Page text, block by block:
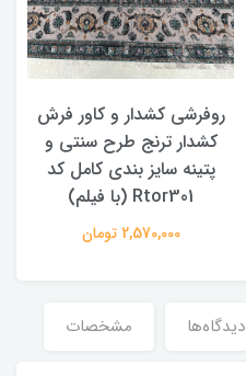
روفرشی کشدار و کاور فرش
کشدار ترنج طرح سنتی و
پتینه سایز بندی کامل کد
Rtor301 (با فیلم)
2,570,000 تومان
دیدگاه‌ها مشخصات